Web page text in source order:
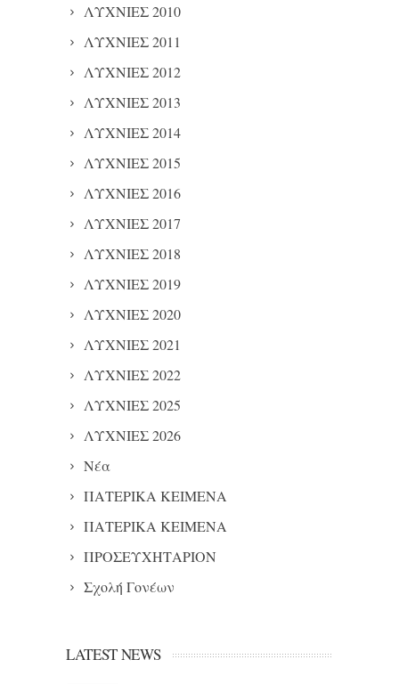
ΛΥΧΝΙΕΣ 2010
ΛΥΧΝΙΕΣ 2011
ΛΥΧΝΙΕΣ 2012
ΛΥΧΝΙΕΣ 2013
ΛΥΧΝΙΕΣ 2014
ΛΥΧΝΙΕΣ 2015
ΛΥΧΝΙΕΣ 2016
ΛΥΧΝΙΕΣ 2017
ΛΥΧΝΙΕΣ 2018
ΛΥΧΝΙΕΣ 2019
ΛΥΧΝΙΕΣ 2020
ΛΥΧΝΙΕΣ 2021
ΛΥΧΝΙΕΣ 2022
ΛΥΧΝΙΕΣ 2025
ΛΥΧΝΙΕΣ 2026
Νέα
ΠΑΤΕΡΙΚΑ ΚΕΙΜΕΝΑ
ΠΑΤΕΡΙΚΑ ΚΕΙΜΕΝΑ
ΠΡΟΣΕΥΧΗΤΑΡΙΟΝ
Σχολή Γονέων
LATEST NEWS